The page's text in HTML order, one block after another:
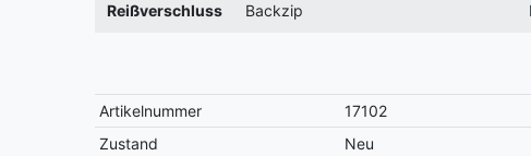
Reißverschluss Backzip
Artikelnummer
17102
Zustand
Neu